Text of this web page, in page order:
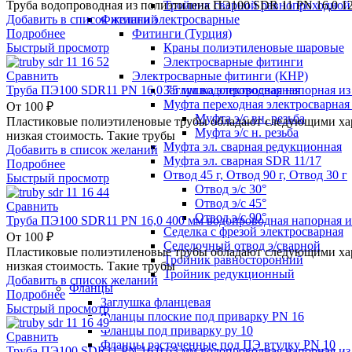
Тройник сварной
Фитинги электросварные
Фитинги (Турция)
Краны полиэтиленовые шаровые
Электросварные фитинги
Электросварные фитинги (КНР)
Заглушка электросварная
Муфта переходная
Муфта э/с вн. резьба
Муфта э/с н. резьба
Муфта эл. cварная редукционная
Муфта эл. сварная SDR 11/17
Отвод 45 г, Отвод 90 г, Отвод 30 г
Отвод э/с 30°
Отвод э/с 45°
Отвод э/с 90°
Седелка с фрезой электросварная
Седелочный отвод э/сварной
Тройник равносторонний
Тройник редукционный
Фланцы
Заглушка фланцевая
Фланцы плоские под приварку PN 16
Фланцы под приварку ру 10
Фланцы расточенные под ПЭ втулку PN 10
Труба водопроводная из полиэтилена ПЭ100 SDR 11 PN 16,0
Добавить в список желаний
Подробнее
Быстрый просмотр
Сравнить
Труба ПЭ100 SDR11 PN 16,0 75 мм водопроводная напорная из
От 100 ₽
Пластиковые полиэтиленовые трубы обладают следующими
низкая стоимость. Такие трубы
Добавить в список желаний
Подробнее
Быстрый просмотр
Сравнить
Труба ПЭ100 SDR11 PN 16,0 400 мм водопроводная напорная
От 100 ₽
Пластиковые полиэтиленовые трубы обладают следующими
низкая стоимость. Такие трубы
Добавить в список желаний
Подробнее
Быстрый просмотр
Сравнить